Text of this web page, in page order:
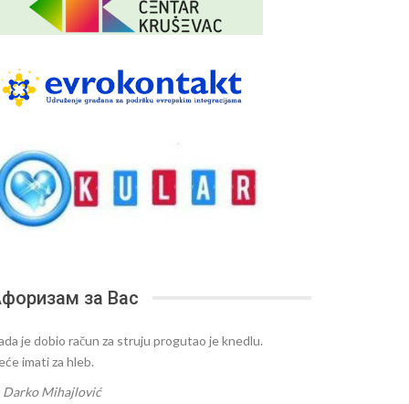
за Вас
je dobio račun za struju progutao je knedlu.
imati za hleb.
Darko Mihajlović